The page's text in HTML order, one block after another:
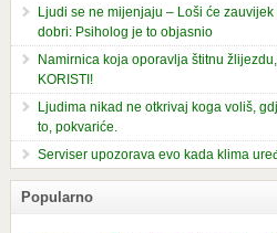
Ljudi se ne mijenjaju – Loši će
dobri: Psiholog je to objasnio
Namirnica koja oporavlja štitnu
KORISTI!
Ljudima nikad ne otkrivaj koga voliš,
to, pokvariće.
Serviser upozorava evo kada klima
Popularno